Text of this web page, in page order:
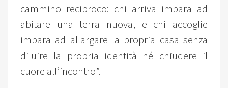
cammino reciproco: chi arriva impara ad
abitare una terra nuova, e chi accoglie
impara ad allargare la propria casa senza
diluire la propria identità né chiudere il
cuore all’incontro”.